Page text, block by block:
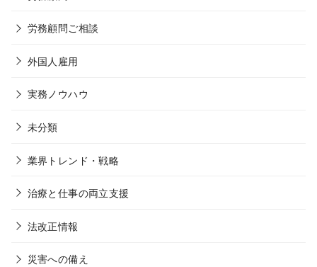
労務顧問ご相談
外国人雇用
実務ノウハウ
未分類
業界トレンド・戦略
治療と仕事の両立支援
法改正情報
災害への備え